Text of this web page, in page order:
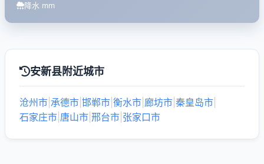
降水 mm
安新县附近城市
沧州市 承德市 邯郸市 衡水市 廊坊市 秦皇岛市
石家庄市 唐山市 邢台市 张家口市